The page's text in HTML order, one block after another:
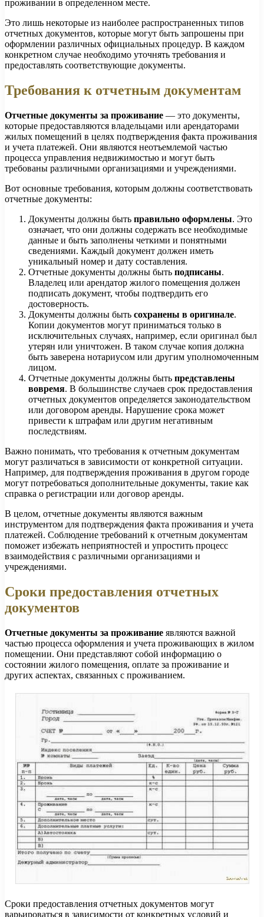
проживании в определенном месте.
Это лишь некоторые из наиболее распространенных типов
отчетных документов, которые могут быть запрошены при
оформлении различных официальных процедур. В каждом
конкретном случае необходимо уточнять требования и
предоставлять соответствующие документы.
Требования к отчетным документам
Отчетные документы за проживание — это документы,
которые предоставляются владельцами или арендаторами
жилых помещений в целях подтверждения факта проживания
и учета платежей. Они являются неотъемлемой частью
процесса управления недвижимостью и могут быть
требованы различными организациями и учреждениями.
Вот основные требования, которым должны соответствовать
отчетные документы:
Документы должны быть правильно оформлены. Это
означает, что они должны содержать все необходимые
данные и быть заполнены четкими и понятными
сведениями. Каждый документ должен иметь
уникальный номер и дату составления.
Отчетные документы должны быть подписаны.
Владелец или арендатор жилого помещения должен
подписать документ, чтобы подтвердить его
достоверность.
Документы должны быть сохранены в оригинале.
Копии документов могут приниматься только в
исключительных случаях, например, если оригинал был
утерян или уничтожен. В таком случае копия должна
быть заверена нотариусом или другим уполномоченным
лицом.
Отчетные документы должны быть представлены
вовремя. В большинстве случаев срок предоставления
отчетных документов определяется законодательством
или договором аренды. Нарушение срока может
привести к штрафам или другим негативным
последствиям.
Важно понимать, что требования к отчетным документам
могут различаться в зависимости от конкретной ситуации.
Например, для подтверждения проживания в другом городе
могут потребоваться дополнительные документы, такие как
справка о регистрации или договор аренды.
В целом, отчетные документы являются важным
инструментом для подтверждения факта проживания и учета
платежей. Соблюдение требований к отчетным документам
поможет избежать неприятностей и упростить процесс
взаимодействия с различными организациями и
учреждениями.
Сроки предоставления отчетных
документов
Отчетные документы за проживание являются важной
частью процесса оформления и учета проживающих в жилом
помещении. Они представляют собой информацию о
состоянии жилого помещения, оплате за проживание и
других аспектах, связанных с проживанием.
Сроки предоставления отчетных документов могут
варьироваться в зависимости от конкретных условий и